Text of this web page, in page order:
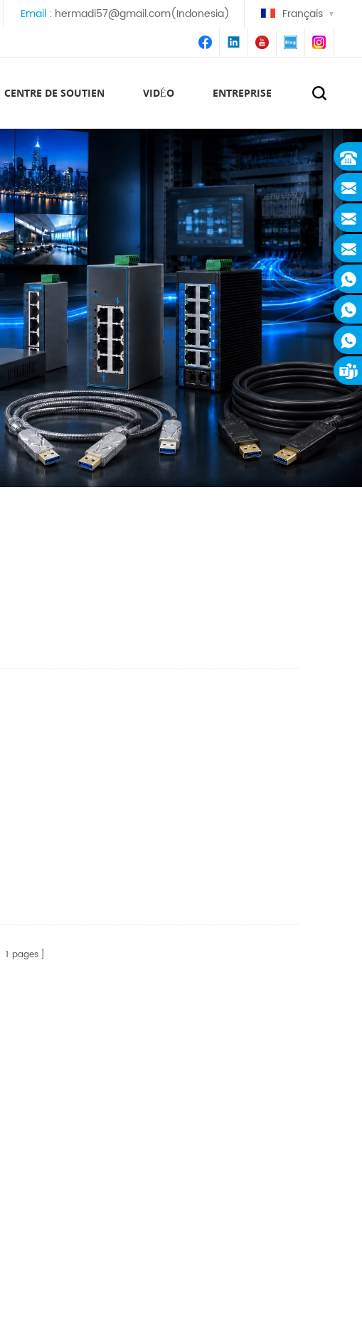
Email : hermadi57@gmail.com(Indonesia) Français
CENTRE DE SOUTIEN VIDÉO ENTREPRISE
1 pages